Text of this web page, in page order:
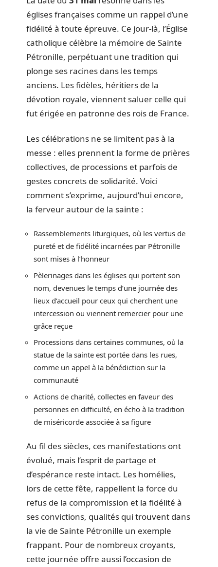
églises françaises comme un rappel d’une
fidélité à toute épreuve. Ce jour-là, l’Église
catholique célèbre la mémoire de Sainte
Pétronille, perpétuant une tradition qui
plonge ses racines dans les temps
anciens. Les fidèles, héritiers de la
dévotion royale, viennent saluer celle qui
fut érigée en patronne des rois de France.
Les célébrations ne se limitent pas à la
messe : elles prennent la forme de prières
collectives, de processions et parfois de
gestes concrets de solidarité. Voici
comment s’exprime, aujourd’hui encore,
la ferveur autour de la sainte :
Rassemblements liturgiques, où les vertus de
pureté et de fidélité incarnées par Pétronille
sont mises à l’honneur
Pèlerinages dans les églises qui portent son
nom, devenues le temps d’une journée des
lieux d’accueil pour ceux qui cherchent une
intercession ou viennent remercier pour une
grâce reçue
Processions dans certaines communes, où la
statue de la sainte est portée dans les rues,
comme un appel à la bénédiction sur la
communauté
Actions de charité, collectes en faveur des
personnes en difficulté, en écho à la tradition
de miséricorde associée à sa figure
Au fil des siècles, ces manifestations ont
évolué, mais l’esprit de partage et
d’espérance reste intact. Les homélies,
lors de cette fête, rappellent la force du
refus de la compromission et la fidélité à
ses convictions, qualités qui trouvent dans
la vie de Sainte Pétronille un exemple
frappant. Pour de nombreux croyants,
cette journée offre aussi l’occasion de